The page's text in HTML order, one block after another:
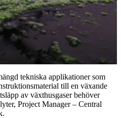
tekniska applikationer som
till en växande
av växthusgaser behöver
Project Manager – Central